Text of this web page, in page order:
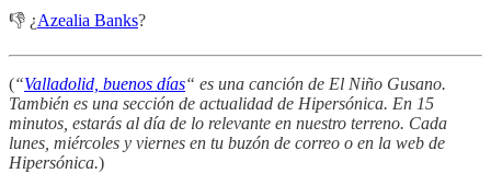
👎 ¿Azealia Banks?
(“Valladolid, buenos días“ es una canción de El Niño Gusano.
También es una sección de actualidad de Hipersónica. En 15
minutos, estarás al día de lo relevante en nuestro terreno. Cada
lunes, miércoles y viernes en tu buzón de correo o en la web de
Hipersónica.)